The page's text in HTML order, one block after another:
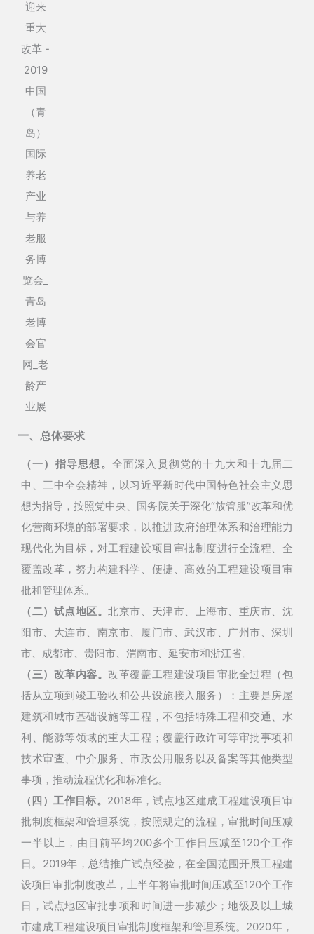
一、总体要求
（一）指导思想。 全面深入贯彻党的十九大和十九届二
中、三中全会精神，以习近平新时代中国特色社会主义思
想为指导，按照党中央、国务院关于深化“放管服”改革和优
化营商环境的部署要求，以推进政府治理体系和治理能力
现代化为目标，对工程建设项目审批制度进行全流程、全
覆盖改革，努力构建科学、便捷、高效的工程建设项目审
批和管理体系。
（二）试点地区。北京市、天津市、上海市、重庆市、沈
阳市、大连市、南京市、厦门市、武汉市、广州市、深圳
市、成都市、贵阳市、渭南市、延安市和浙江省。
（三）改革内容。改革覆盖工程建设项目审批全过程（包
括从立项到竣工验收和公共设施接入服务）
；主要是房屋
建筑和城市基础设施等工程，不包括特殊工程和交通、水
利、能源等领域的重大工程；覆盖行政许可等审批事项和
技术审查、中介服务、市政公用服务以及备案等其他类型
事项，推动流程优化和标准化。
（四）工作目标。 2018年，试点地区建成工程建设项目审
批制度框架和管理系统，按照规定的流程，审批时间压减
一半以上，由目前平均200多个工作日压减至120个工作
日。2019年，总结推广试点经验，在全国范围开展工程建
设项目审批制度改革，上半年将审批时间压减至120个工作
日，试点地区审批事项和时间进一步减少；地级及以上城
市建成工程建设项目审批制度框架和管理系统。2020年，